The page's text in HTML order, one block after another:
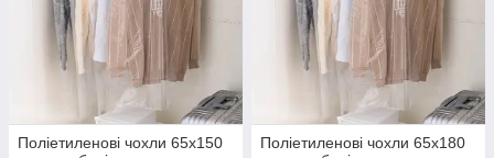
Поліетиленові чохли 65х150
Поліетиленові чохли 65х180